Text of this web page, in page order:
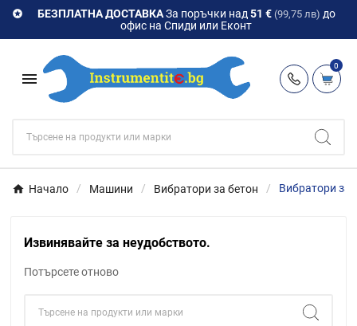
 БЕЗПЛАТНА ДОСТАВКАЗа поръчки над 51 € (99,75 лв) до
офис на Спиди или Еконт

0
Начало Машини Вибратори за бетон Вибратори за
Извинявайте за неудобството.
Потърсете отново